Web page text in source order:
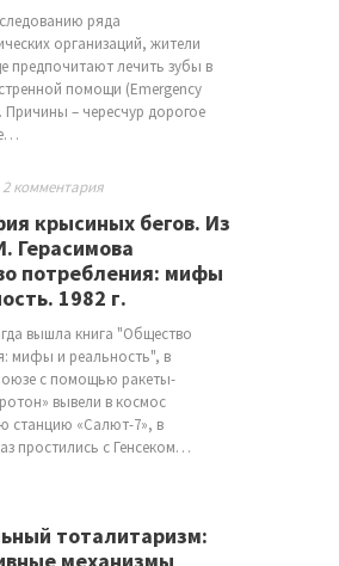
ряда
организаций, жители
предпочитают лечить зубы в
помощи (Emergency
Причины – чересчур дорогое
2 комментария
крысиных бегов. Из
Герасимова
потребления: мифы
1982 г.
вышла книга "Общество
мифы и реальность", в
с помощью ракеты-
вывели в космос
станцию «Салют-7», в
простились с Генсеком…
тоталитаризм: